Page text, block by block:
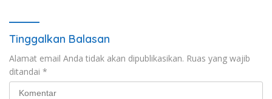
Tinggalkan Balasan
Alamat email Anda tidak akan dipublikasikan. Ruas yang wajib
ditandai *